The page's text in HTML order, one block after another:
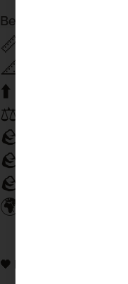
Beschreibung
📏
📐
⬆️
⚖️
🪨
🪨
🪨
🌍
🖤 Natürliche